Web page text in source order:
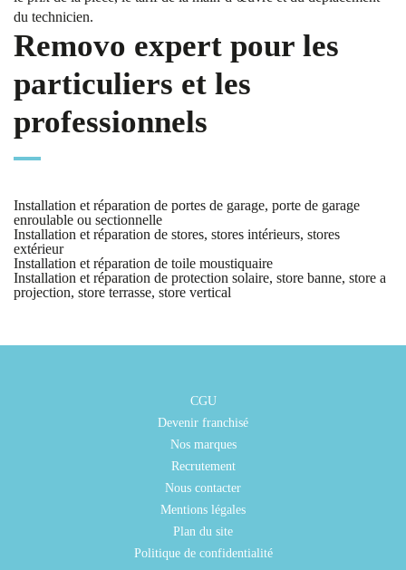
du technicien.
Removo expert pour les
particuliers et les
professionnels
Installation et réparation de portes de garage, porte de garage
enroulable ou sectionnelle
Installation et réparation de stores, stores intérieurs, stores
extérieur
Installation et réparation de toile moustiquaire
Installation et réparation de protection solaire, store banne, store a
projection, store terrasse, store vertical
CGU
Devenir franchisé
Nos marques
Recrutement
Nous contacter
Mentions légales
Plan du site
Politique de confidentialité